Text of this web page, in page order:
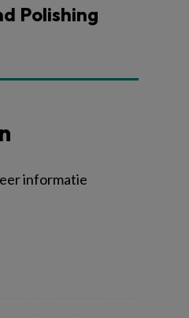
Polishing
informatie